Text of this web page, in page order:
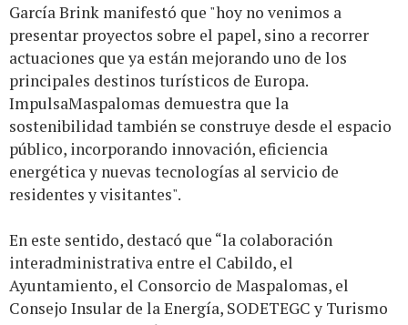
García Brink manifestó que "hoy no venimos a
presentar proyectos sobre el papel, sino a recorrer
actuaciones que ya están mejorando uno de los
principales destinos turísticos de Europa.
ImpulsaMaspalomas demuestra que la
sostenibilidad también se construye desde el espacio
público, incorporando innovación, eficiencia
energética y nuevas tecnologías al servicio de
residentes y visitantes".
En este sentido, destacó que “la colaboración
interadministrativa entre el Cabildo, el
Ayuntamiento, el Consorcio de Maspalomas, el
Consejo Insular de la Energía, SODETEGC y Turismo